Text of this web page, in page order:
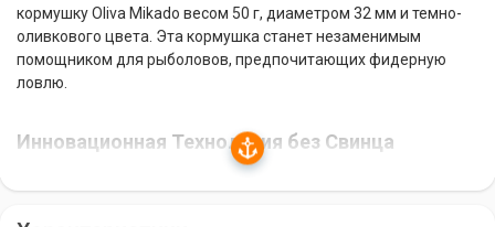
кормушку Oliva Mikado весом 50 г, диаметром 32 мм и темно-
оливкового цвета. Эта кормушка станет незаменимым
помощником для рыболовов, предпочитающих фидерную
ловлю.
Инновационная Технология без Свинца